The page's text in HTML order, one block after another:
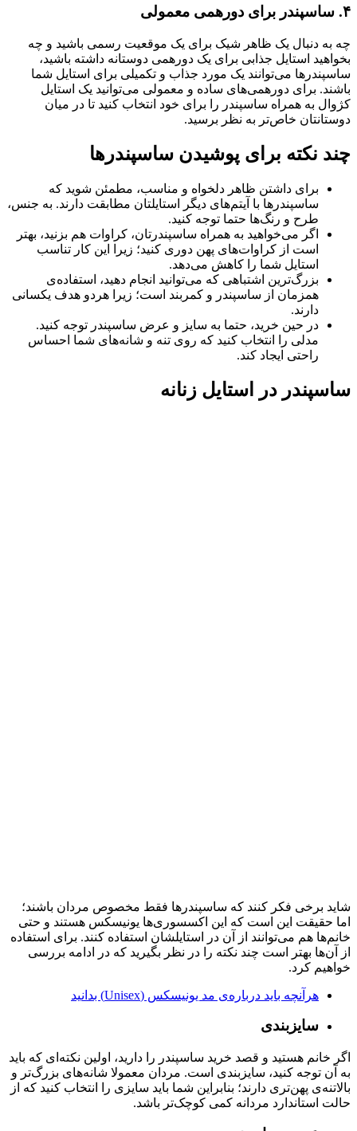
۴. ساسپندر برای دورهمی معمولی
چه به دنبال یک ظاهر شیک برای یک موقعیت رسمی باشید و چه
بخواهید استایل جذابی برای یک دورهمی دوستانه داشته باشید،
ساسپندرها می‌توانند یک مورد جذاب و تکمیلی برای استایل شما
باشند. برای دورهمی‌های ساده و معمولی می‌توانید یک استایل
کژوال به همراه ساسپندر را برای خود انتخاب کنید تا در میان
دوستانتان خاص‌تر به نظر برسید.
چند نکته برای پوشیدن ساسپندرها
برای داشتن ظاهر دلخواه و مناسب، مطمئن شوید که
ساسپندرها با آیتم‌های دیگر استایلتان مطابقت دارند. به جنس،
طرح و رنگ‌ها حتما توجه کنید.
اگر می‌خواهید به همراه ساسپندرتان، کراوات هم بزنید، بهتر
است از کراوات‌های پهن دوری کنید؛ زیرا این کار تناسب
استایل شما را کاهش می‌دهد.
بزرگ‌ترین اشتباهی که می‌توانید انجام دهید، استفاده‌ی
همزمان از ساسپندر و کمربند است؛ زیرا هردو هدف یکسانی
دارند.
در حین خرید، حتما به سایز و عرض ساسپندر توجه کنید.
مدلی را انتخاب کنید که روی تنه و شانه‌های شما احساس
راحتی ایجاد کند.
ساسپندر در استایل زنانه
شاید برخی فکر کنند که ساسپندرها فقط مخصوص مردان باشند؛
اما حقیقت این است که این اکسسوری‌ها یونیسکس هستند و حتی
خانم‌ها هم می‌توانند از آن در استایلشان استفاده کنند. برای استفاده
از آن‌ها بهتر است چند نکته را در نظر بگیرید که در ادامه بررسی
خواهیم کرد.
هرآنچه باید درباره‌ی مد یونیسکس (Unisex) بدانید
سایزبندی
اگر خانم هستید و قصد خرید ساسپندر را دارید، اولین نکته‌ای که باید
به آن توجه کنید، سایزبندی است. مردان معمولا شانه‌های بزرگ‌تر و
بالاتنه‌ی پهن‌تری دارند؛ بنابراین شما باید سایزی را انتخاب کنید که از
حالت استاندارد مردانه کمی کوچک‌تر باشد.